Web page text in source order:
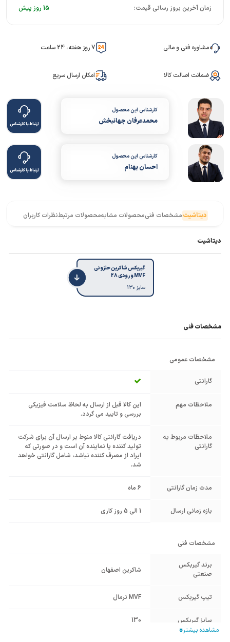
زمان آخرین بروز رسانی قیمت: 15 روز پیش
مشاوره فنی و مالی 7 روز هفته، 24 ساعت
ضمانت اصالت کالا امکان ارسال سریع
کارشناس این محصول
محمدعرفان جهانبخش ارتباط با کارشناس
کارشناس این محصول
احسان بهنام ارتباط با کارشناس
دیتاشیتمشخصات فنیمحصولات مشابهمحصولات مرتبطنظرات کاربران
دیتاشیت
گیربکس شاکرین حلزونی
MVF ورودی 28
سایز 130
مشخصات فنی
مشخصات عمومی
گارانتی
ملاحظات مهم
این کالا قبل از ارسال به لحاظ سلامت فیزیکی
بررسی و تایید می گردد.
ملاحظات مربوط به
گارانتی
دریافت گارانتی کالا منوط بر ارسال آن برای شرکت
تولید کننده یا نماینده آن است و در صورتی که
ایراد از مصرف کننده نباشد، شامل گارانتی خواهد
شد.
مدت زمان گارانتی 6 ماه
بازه زمانی ارسال 1 الی 5 روز کاری
مشخصات فنی
برند گیربکس
صنعتی
شاکرین اصفهان
تیپ گیربکس MVF نرمال
سایز گیربکس 130